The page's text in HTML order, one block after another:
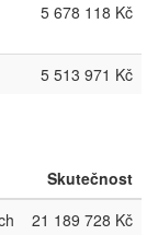
5 678 118 Kč
5 513 971 Kč
Skutečnost
21 189 728 Kč